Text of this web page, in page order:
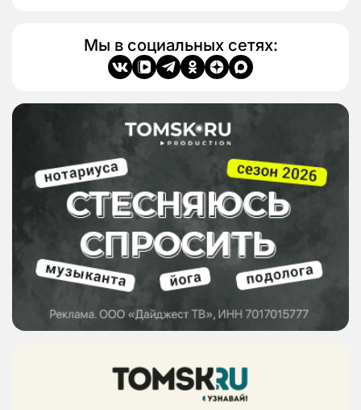
Мы в социальных сетях: